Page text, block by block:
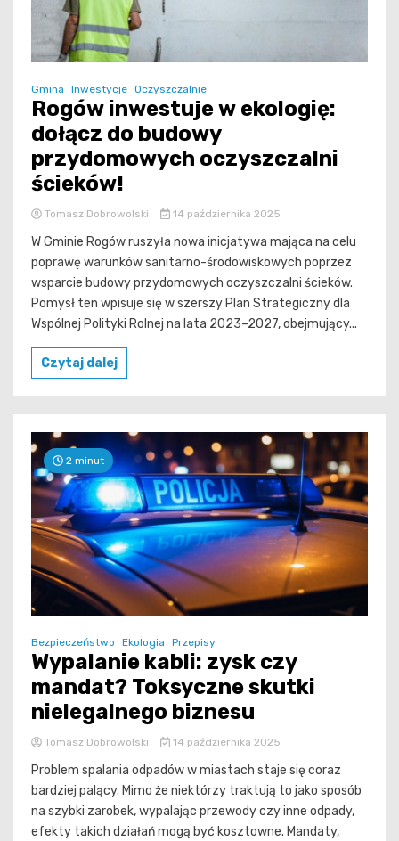
Gmina Inwestycje Oczyszczalnie
Rogów inwestuje w ekologię:
dołącz do budowy
przydomowych oczyszczalni
ścieków!
Tomasz Dobrowolski 14 października 2025
W Gminie Rogów ruszyła nowa inicjatywa mająca na celu
poprawę warunków sanitarno-środowiskowych poprzez
wsparcie budowy przydomowych oczyszczalni ścieków.
Pomysł ten wpisuje się w szerszy Plan Strategiczny dla
Wspólnej Polityki Rolnej na lata 2023–2027, obejmujący...
Czytaj dalej
2 minut
Bezpieczeństwo Ekologia Przepisy
Wypalanie kabli: zysk czy
mandat? Toksyczne skutki
nielegalnego biznesu
Tomasz Dobrowolski 14 października 2025
Problem spalania odpadów w miastach staje się coraz
bardziej palący. Mimo że niektórzy traktują to jako sposób
na szybki zarobek, wypalając przewody czy inne odpady,
efekty takich działań mogą być kosztowne. Mandaty,